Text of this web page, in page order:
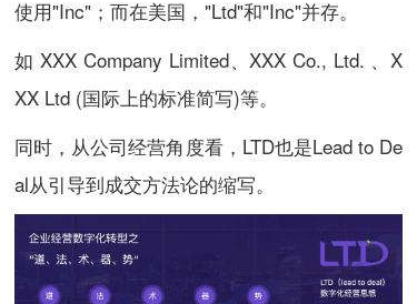
使用"Inc"；而在美国，"Ltd"和"Inc"并存。
如 XXX Company Limited、XXX Co., Ltd. 、X
XX Ltd (国际上的标准简写)等。
同时，从公司经营角度看，LTD也是Lead to De
al从引导到成交方法论的缩写。